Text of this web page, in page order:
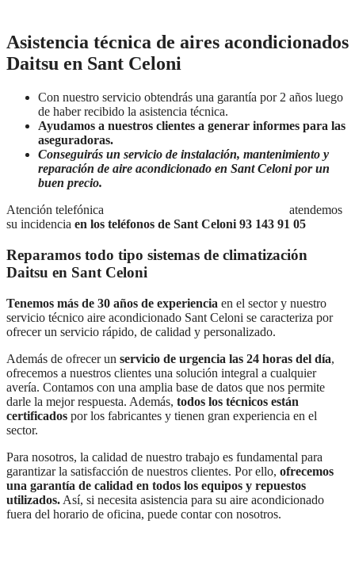
Asistencia técnica de aires acondicionados
Daitsu en Sant Celoni
Con nuestro servicio obtendrás una garantía por 2 años luego
de haber recibido la asistencia técnica.
Ayudamos a nuestros clientes a generar informes para las
aseguradoras.
Conseguirás un servicio de instalación, mantenimiento y
reparación de aire acondicionado en Sant Celoni por un
buen precio.
Atención telefónica
atendemos
su incidencia en los teléfonos de Sant Celoni 93 143 91 05
Reparamos todo tipo sistemas de climatización
Daitsu en Sant Celoni
Tenemos más de 30 años de experiencia en el sector y nuestro
servicio técnico aire acondicionado Sant Celoni se caracteriza por
ofrecer un servicio rápido, de calidad y personalizado.
Además de ofrecer un servicio de urgencia las 24 horas del día,
ofrecemos a nuestros clientes una solución integral a cualquier
avería. Contamos con una amplia base de datos que nos permite
darle la mejor respuesta. Además, todos los técnicos están
certificados por los fabricantes y tienen gran experiencia en el
sector.
Para nosotros, la calidad de nuestro trabajo es fundamental para
garantizar la satisfacción de nuestros clientes. Por ello, ofrecemos
una garantía de calidad en todos los equipos y repuestos
utilizados. Así, si necesita asistencia para su aire acondicionado
fuera del horario de oficina, puede contar con nosotros.